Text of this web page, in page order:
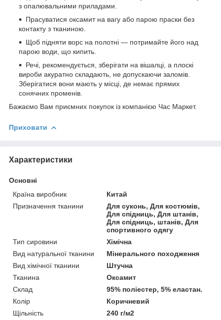
з опалювальними приладами.
Прасуватися оксамит на вагу або парою праски без
контакту з тканиною.
Щоб підняти ворс на полотні — потримайте його над
парою води, що кипить.
Речі, рекомендується, зберігати на вішалці, а плоскі
вироби акуратно складають, не допускаючи заломів.
Зберігатися вони мають у місці, де немає прямих
сонячних променів.
Бажаємо Вам приємних покупок із компанією Час Маркет.
Приховати
Характеристики
Основні
Країна виробник
Китай
Призначення тканини
Для суконь, Для костюмів,
Для спідниць, Для штанів,
Для спідниць, штанів, Для
спортивного одягу
Тип сировини
Хімічна
Вид натуральної тканини
Мінерального походження
Вид хімічної тканини
Штучна
Тканина
Оксамит
Склад
95% поліестер, 5% еластан.
Колір
Коричневий
Щільність
240 г/м2